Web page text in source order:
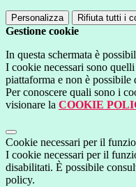
Personalizza Rifiuta tutti i
Gestione cookie
In questa schermata è
I cookie necessari sono
piattaforma e non è possibile
Per conoscere quali sono i
visionare la COOKIE
Cookie necessari per il
I cookie necessari per il
disabilitati. È possibile
policy.